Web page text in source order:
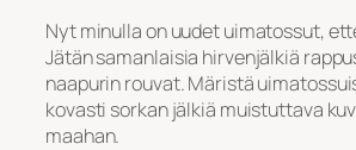
Nyt minulla on uudet uimatossut,
Jätän samanlaisia hirvenjälkiä
naapurin rouvat. Märistä
kovasti sorkan jälkiä muistuttava
maahan.